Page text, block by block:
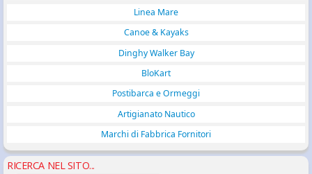
Linea Mare
Canoe & Kayaks
Dinghy Walker Bay
BloKart
Postibarca e Ormeggi
Artigianato Nautico
Marchi di Fabbrica Fornitori
RICERCA NEL SITO...